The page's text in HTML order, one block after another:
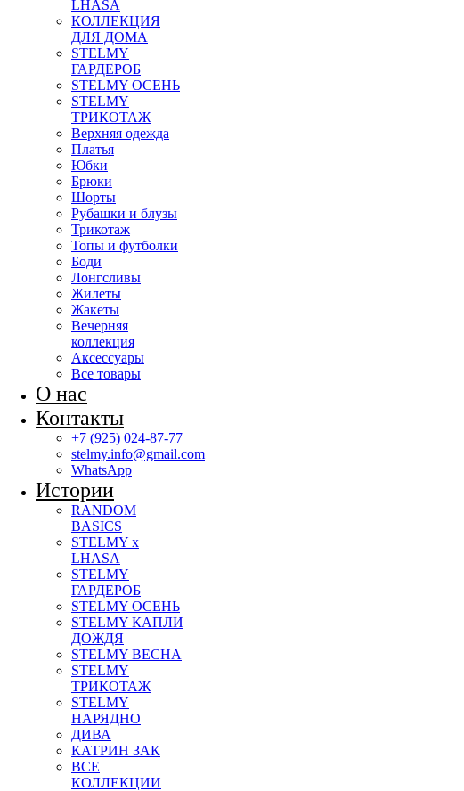
LHASA
КОЛЛЕКЦИЯ
ДЛЯ ДОМА
STELMY
ГАРДЕРОБ
STELMY ОСЕНЬ
STELMY
ТРИКОТАЖ
Верхняя одежда
Платья
Юбки
Брюки
Шорты
Рубашки и блузы
Трикотаж
Топы и футболки
Боди
Лонгсливы
Жилеты
Жакеты
Вечерняя
коллекция
Аксессуары
Все товары
О нас
Контакты
+7 (925) 024-87-77
stelmy.info@gmail.com
WhatsApp
Истории
RANDOM
BASICS
STELMY x
LHASA
STELMY
ГАРДЕРОБ
STELMY ОСЕНЬ
STELMY КАПЛИ
ДОЖДЯ
STELMY ВЕСНА
STELMY
ТРИКОТАЖ
STELMY
НАРЯДНО
ДИВА
КАТРИН ЗАК
ВСЕ
КОЛЛЕКЦИИ